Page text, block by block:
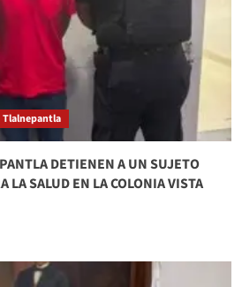
Tlalnepantla
DETIENEN A UN SUJETO
LA SALUD EN LA COLONIA VISTA